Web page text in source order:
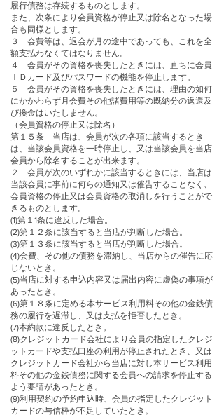
履行債務は存続するものとします。
また、次条により会員資格が停止又は除名となった場
合も同様とします。
３ 会費等は、退会が月の途中であっても、これを全
額支払わなくてはなりません。
４ 会員がその資格を喪失したときには、直ちに会員
ＩＤカード及びパスワードの機能を停止します。
５ 会員がその資格を喪失したときには、理由の如何
にかかわらず月会費その他諸費用等の既納分の返還及
び換金はいたしません。
（会員資格の停止又は除名）
第１５条 当店は、会員が次の各項に該当するとき
は、当該会員資格を一時停止し、又は当該会員を当店
会員から除名することが出来ます。
２ 会員が次のいずれかに該当するときには、当店は
当該会員に事前に何らの通知又は催告することなく、
会員資格の停止又は会員資格の取消しを行うことがで
きるものとします。
(1)第１1条に違反した場合。
(2)第１２条に該当すると当店が判断した場合。
(3)第１３条に該当すると当店が判断した場合。
(4)会費、その他の債務を滞納し、当店からの催告に応
じないとき。
(5)当店に対する申込内容又は届出内容に虚偽の事項が
あったとき。
(6)第１８条に定める本サービス利用料その他の金銭債
務の履行を遅滞し、又は支払を拒否したとき。
(7)本約款に違反したとき。
(8)クレジットカード会社により会員の指定したクレジ
ットカードや支払口座の利用が停止されたとき、又は
クレジットカード会社から当店に対し本サービス利用
料その他の金銭債務に関する会員への請求を停止する
よう要請があったとき。
(9)利用契約の予約申込時、会員の指定したクレジット
カードの与信枠が不足していたとき。